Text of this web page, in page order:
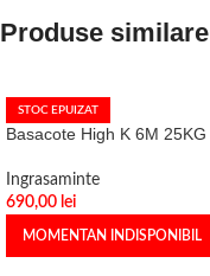
Produse similare
STOC EPUIZAT
Basacote High K 6M 25KG
Ingrasaminte
690,00 lei
MOMENTAN INDISPONIBIL